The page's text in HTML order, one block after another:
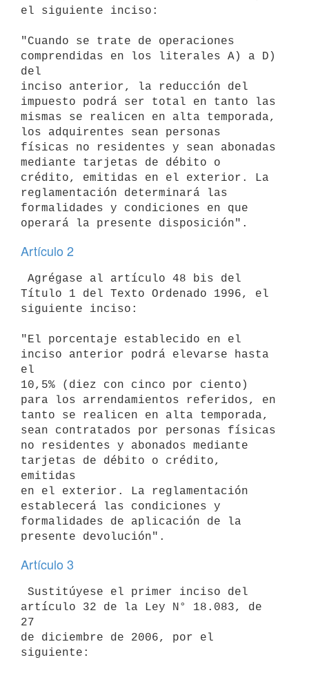
el siguiente inciso:
"Cuando se trate de operaciones
comprendidas en los literales A) a D)
del
inciso anterior, la reducción del
impuesto podrá ser total en tanto las
mismas se realicen en alta temporada,
los adquirentes sean personas
físicas no residentes y sean abonadas
mediante tarjetas de débito o
crédito, emitidas en el exterior. La
reglamentación determinará las
formalidades y condiciones en que
Artículo 2
Título 1 del Texto Ordenado 1996, el
siguiente inciso:
"El porcentaje establecido en el
inciso anterior podrá elevarse hasta
el
10,5% (diez con cinco por ciento)
para los arrendamientos referidos, en
tanto se realicen en alta temporada,
sean contratados por personas físicas
no residentes y abonados mediante
tarjetas de débito o crédito,
emitidas
en el exterior. La reglamentación
establecerá las condiciones y
formalidades de aplicación de la
Artículo 3
artículo 32 de la Ley N° 18.083, de
27
de diciembre de 2006, por el
siguiente: